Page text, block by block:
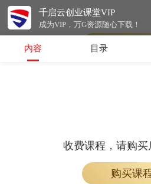
千启云创业课堂VIP
成为VIP，万G资源随心下载！
免费课程，加入
内容 目录
收费课程，请购
购买课